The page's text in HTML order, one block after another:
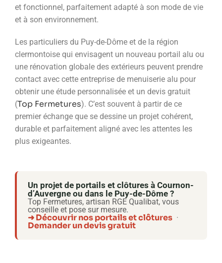
et fonctionnel, parfaitement adapté à son mode de vie
et à son environnement.
Les particuliers du Puy-de-Dôme et de la région
clermontoise qui envisagent un nouveau portail alu ou
une rénovation globale des extérieurs peuvent prendre
contact avec cette entreprise de menuiserie alu pour
obtenir une étude personnalisée et un devis gratuit
(Top Fermetures). C’est souvent à partir de ce
premier échange que se dessine un projet cohérent,
durable et parfaitement aligné avec les attentes les
plus exigeantes.
Un projet de portails et clôtures à Cournon-
d’Auvergne ou dans le Puy-de-Dôme ?
Top Fermetures, artisan RGE Qualibat, vous
conseille et pose sur mesure.
➜ Découvrir nos portails et clôtures ·
Demander un devis gratuit